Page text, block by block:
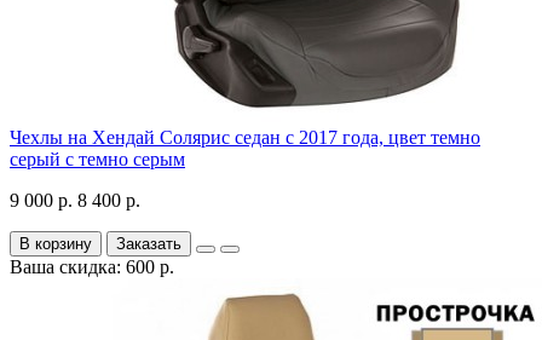
Чехлы на Хендай Солярис седан с 2017 года, цвет темно
серый с темно серым
9 000 р. 8 400 р.
В корзину Заказать
Ваша скидка: 600 р.